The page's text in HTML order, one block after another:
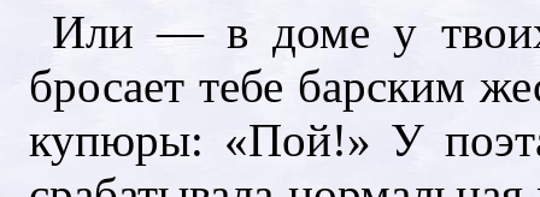
Или — в доме у
бросает тебе барским
купюры: «Пой!» У